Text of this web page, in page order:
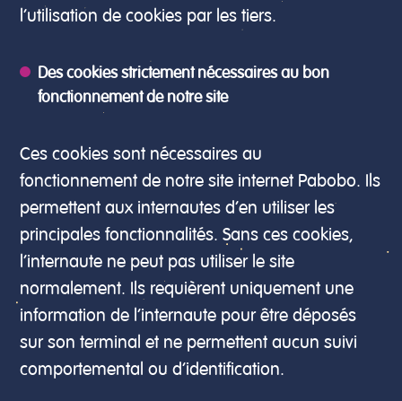
l’utilisation de cookies par les tiers.
Des cookies strictement nécessaires au bon
fonctionnement de notre site
Ces cookies sont nécessaires au
fonctionnement de notre site internet Pabobo. Ils
permettent aux internautes d’en utiliser les
principales fonctionnalités. Sans ces cookies,
l’internaute ne peut pas utiliser le site
normalement. Ils requièrent uniquement une
information de l’internaute pour être déposés
sur son terminal et ne permettent aucun suivi
comportemental ou d’identification.